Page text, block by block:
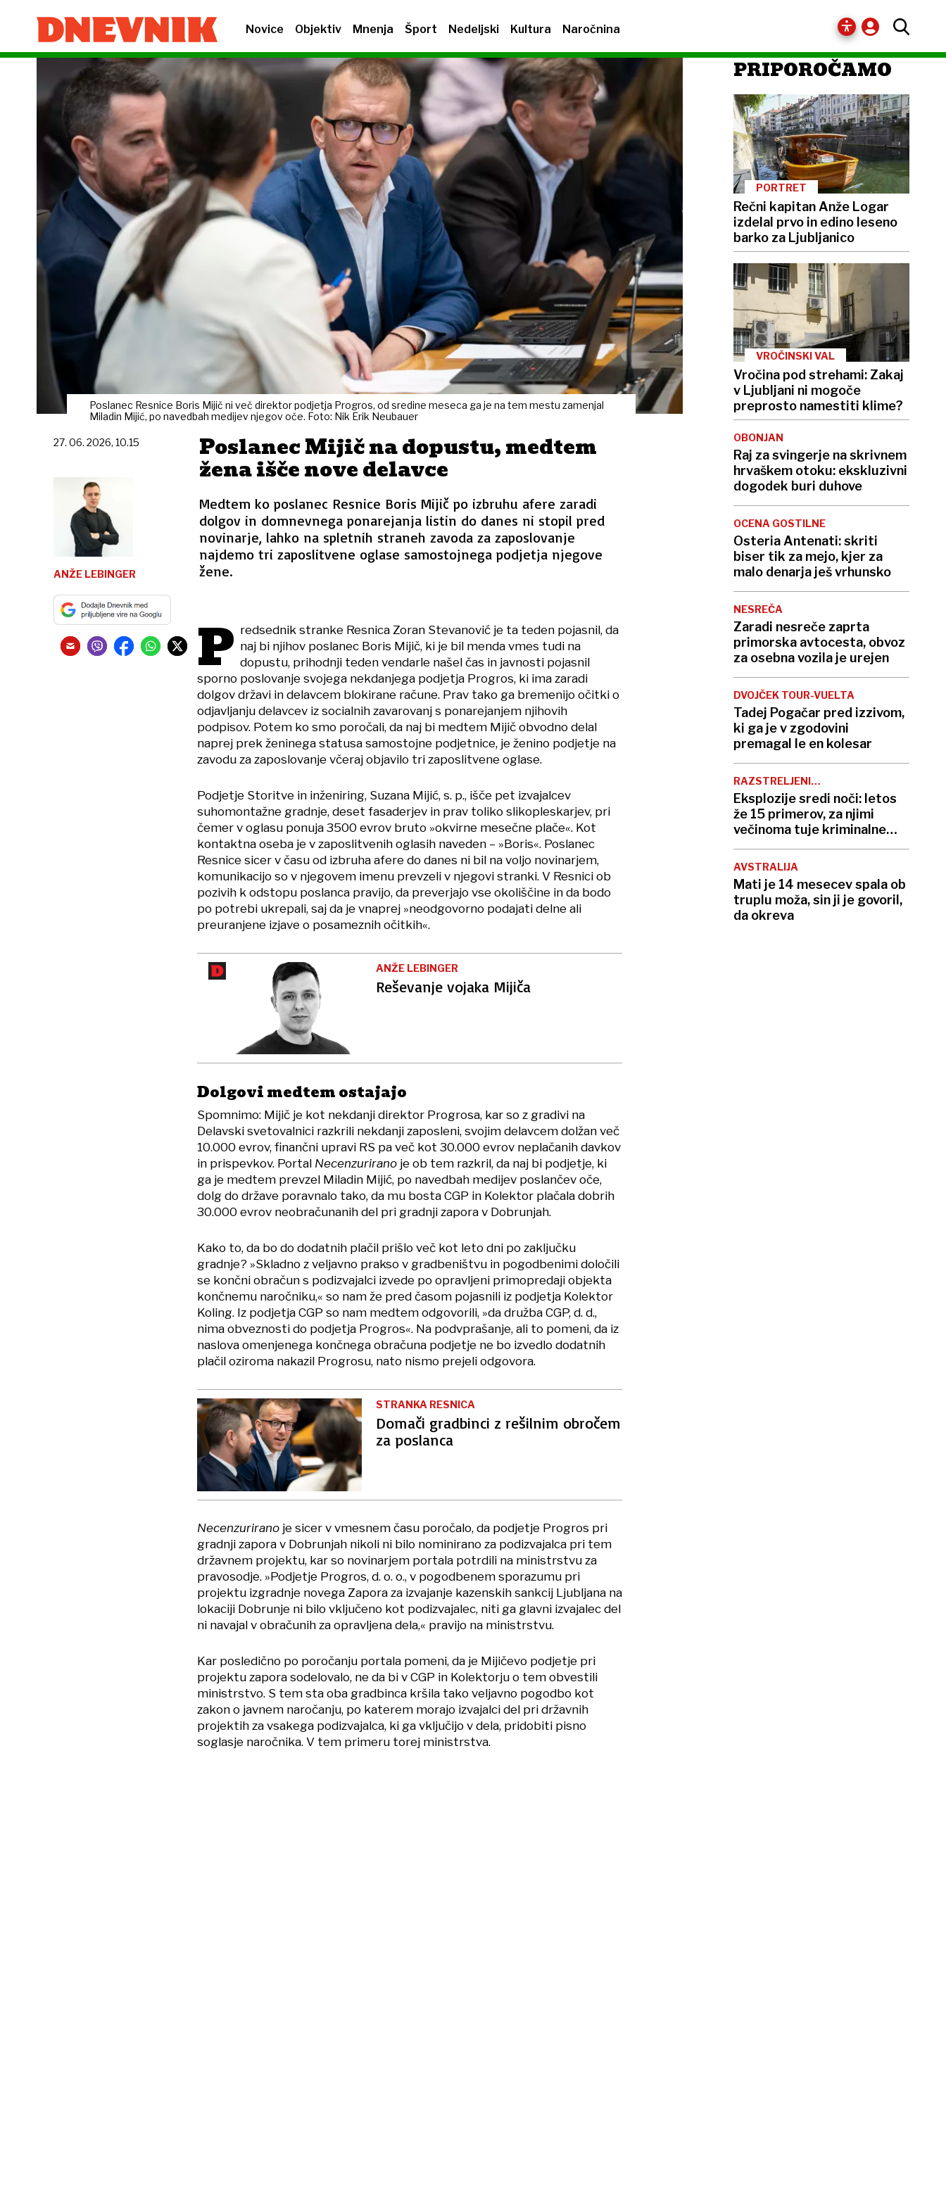
Novice Objektiv Mnenja Šport Nedeljski Kultura Naročnina
Poslanec Resnice Boris Mijič ni več direktor podjetja Progros, od sredine meseca ga je na tem mestu zamenjal
Miladin Mijić, po navedbah medijev njegov oče. Foto: Nik Erik Neubauer
Poslanec Mijič na dopustu, medtem
žena išče nove delavce
Medtem ko poslanec Resnice Boris Mijič po izbruhu afere zaradi
dolgov in domnevnega ponarejanja listin do danes ni stopil pred
novinarje, lahko na spletnih straneh zavoda za zaposlovanje
najdemo tri zaposlitvene oglase samostojnega podjetja njegove
žene.
27. 06. 2026, 10.15
ANŽE LEBINGER
P redsednik stranke Resnica Zoran Stevanović je ta teden pojasnil, da
naj bi njihov poslanec Boris Mijič, ki je bil menda vmes tudi na
dopustu, prihodnji teden vendarle našel čas in javnosti pojasnil
sporno poslovanje svojega nekdanjega podjetja Progros, ki ima zaradi
dolgov državi in delavcem blokirane račune. Prav tako ga bremenijo očitki o
odjavljanju delavcev iz socialnih zavarovanj s ponarejanjem njihovih
podpisov. Potem ko smo poročali, da naj bi medtem Mijič obvodno delal
naprej prek ženinega statusa samostojne podjetnice, je ženino podjetje na
zavodu za zaposlovanje včeraj objavilo tri zaposlitvene oglase.
Podjetje Storitve in inženiring, Suzana Mijić, s. p., išče pet izvajalcev
suhomontažne gradnje, deset fasaderjev in prav toliko slikopleskarjev, pri
čemer v oglasu ponuja 3500 evrov bruto »okvirne mesečne plače«. Kot
kontaktna oseba je v zaposlitvenih oglasih naveden – »Boris«. Poslanec
Resnice sicer v času od izbruha afere do danes ni bil na voljo novinarjem,
komunikacijo so v njegovem imenu prevzeli v njegovi stranki. V Resnici ob
pozivih k odstopu poslanca pravijo, da preverjajo vse okoliščine in da bodo
po potrebi ukrepali, saj da je vnaprej »neodgovorno podajati delne ali
preuranjene izjave o posameznih očitkih«.
ANŽE LEBINGER
Reševanje vojaka Mijiča
Dolgovi medtem ostajajo
Spomnimo: Mijič je kot nekdanji direktor Progrosa, kar so z gradivi na
Delavski svetovalnici razkrili nekdanji zaposleni, svojim delavcem dolžan več
10.000 evrov, finančni upravi RS pa več kot 30.000 evrov neplačanih davkov
in prispevkov. Portal Necenzurirano je ob tem razkril, da naj bi podjetje, ki
ga je medtem prevzel Miladin Mijić, po navedbah medijev poslančev oče,
dolg do države poravnalo tako, da mu bosta CGP in Kolektor plačala dobrih
30.000 evrov neobračunanih del pri gradnji zapora v Dobrunjah.
Kako to, da bo do dodatnih plačil prišlo več kot leto dni po zaključku
gradnje? »Skladno z veljavno prakso v gradbeništvu in pogodbenimi določili
se končni obračun s podizvajalci izvede po opravljeni primopredaji objekta
končnemu naročniku,« so nam že pred časom pojasnili iz podjetja Kolektor
Koling. Iz podjetja CGP so nam medtem odgovorili, »da družba CGP, d. d.,
nima obveznosti do podjetja Progros«. Na podvprašanje, ali to pomeni, da iz
naslova omenjenega končnega obračuna podjetje ne bo izvedlo dodatnih
plačil oziroma nakazil Progrosu, nato nismo prejeli odgovora.
STRANKA RESNICA
Domači gradbinci z rešilnim obročem
za poslanca
Necenzurirano je sicer v vmesnem času poročalo, da podjetje Progros pri
gradnji zapora v Dobrunjah nikoli ni bilo nominirano za podizvajalca pri tem
državnem projektu, kar so novinarjem portala potrdili na ministrstvu za
pravosodje. »Podjetje Progros, d. o. o., v pogodbenem sporazumu pri
projektu izgradnje novega Zapora za izvajanje kazenskih sankcij Ljubljana na
lokaciji Dobrunje ni bilo vključeno kot podizvajalec, niti ga glavni izvajalec del
ni navajal v obračunih za opravljena dela,« pravijo na ministrstvu.
Kar posledično po poročanju portala pomeni, da je Mijičevo podjetje pri
projektu zapora sodelovalo, ne da bi v CGP in Kolektorju o tem obvestili
ministrstvo. S tem sta oba gradbinca kršila tako veljavno pogodbo kot
zakon o javnem naročanju, po katerem morajo izvajalci del pri državnih
projektih za vsakega podizvajalca, ki ga vključijo v dela, pridobiti pisno
soglasje naročnika. V tem primeru torej ministrstva.
PRIPOROČAMO
PORTRET
Rečni kapitan Anže Logar
izdelal prvo in edino leseno
barko za Ljubljanico
VROČINSKI VAL
Vročina pod strehami: Zakaj
v Ljubljani ni mogoče
preprosto namestiti klime?
OBONJAN
Raj za svingerje na skrivnem
hrvaškem otoku: ekskluzivni
dogodek buri duhove
OCENA GOSTILNE
Osteria Antenati: skriti
biser tik za mejo, kjer za
malo denarja ješ vrhunsko
NESREČA
Zaradi nesreče zaprta
primorska avtocesta, obvoz
za osebna vozila je urejen
DVOJČEK TOUR-VUELTA
Tadej Pogačar pred izzivom,
ki ga je v zgodovini
premagal le en kolesar
RAZSTRELJENI
BANKOMATI
Eksplozije sredi noči: letos
že 15 primerov, za njimi
večinoma tuje kriminalne
združbe
AVSTRALIJA
Mati je 14 mesecev spala ob
truplu moža, sin ji je govoril,
da okreva